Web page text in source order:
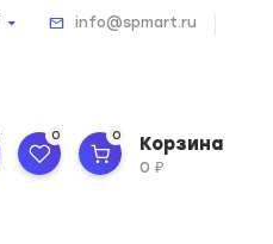
info@spmart.ru
0 0 Корзина
0₽